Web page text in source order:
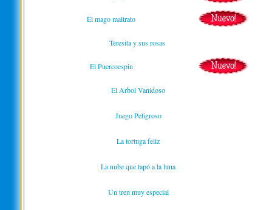
El mago maltrato
Teresita y sus rosas
El Puercoespin
El Arbol Vanidoso
Juego Peligroso
La tortuga feliz
La nube que tapó a la luna
Un tren muy especial